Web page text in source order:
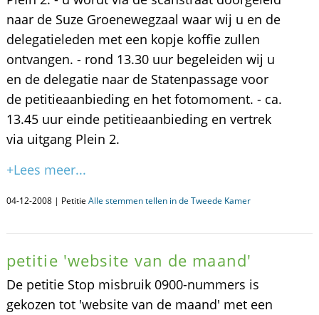
naar de Suze Groenewegzaal waar wij u en de
delegatieleden met een kopje koffie zullen
ontvangen. - rond 13.30 uur begeleiden wij u
en de delegatie naar de Statenpassage voor
de petitieaanbieding en het fotomoment. - ca.
13.45 uur einde petitieaanbieding en vertrek
via uitgang Plein 2.
+Lees meer...
04-12-2008 | Petitie Alle stemmen tellen in de Tweede Kamer
petitie 'website van de maand'
De petitie Stop misbruik 0900-nummers is
gekozen tot 'website van de maand' met een